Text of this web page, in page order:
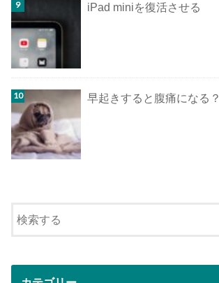
iPad miniを復活させる
早起きすると腹痛になる？